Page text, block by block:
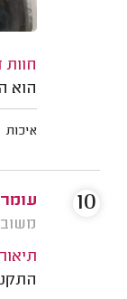
הוא
איכות
משוב: 05/03/
10